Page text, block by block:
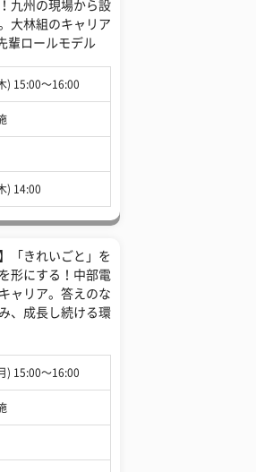
九州の現場から設
大林組のキャリア
輩ロールモデル
) 15:00〜16:00
) 14:00
「きれいごと」を
形にする！中部電
ャリア。答えのな
、成長し続ける環
) 15:00〜16:00